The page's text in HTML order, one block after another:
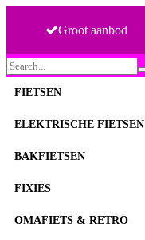
Groot aanbod
Search
for:
FIETSEN
ELEKTRISCHE FIETSEN
BAKFIETSEN
FIXIES
OMAFIETS & RETRO